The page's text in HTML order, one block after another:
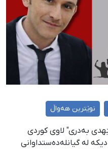
نوێترین هەواڵ
"محەممەدمێهدی بەدری" لاوی کوردی
لە گیانلەدەستداوانی